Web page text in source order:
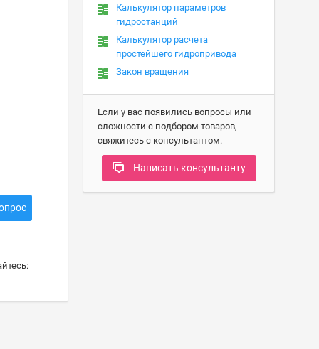
Калькулятор параметров
гидростанций
Калькулятор расчета
простейшего гидропривода
Закон вращения
Если у вас появились вопросы или
сложности с подбором товаров,
свяжитесь с консультантом.
Написать консультанту